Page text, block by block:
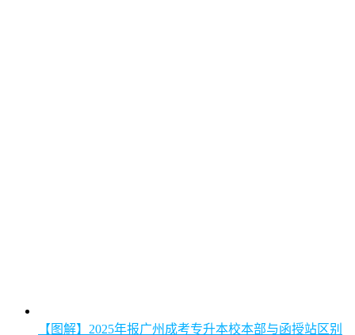
【图解】2025年报广州成考专升本校本部与函授站区别